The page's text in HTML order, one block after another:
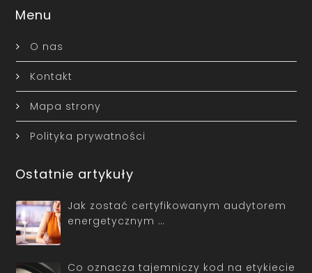
Menu
O nas
Kontakt
Mapa strony
Polityka prywatności
Ostatnie artykuły
Jak zostać certyfikowanym audytorem
energetycznym …
Co oznacza tajemniczy kod na etykiecie